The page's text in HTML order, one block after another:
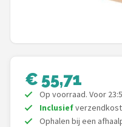
WORX
Einhell
Makita
€ 55,71
Op voorraad. Voor
Inclusief
Ophalen bij een